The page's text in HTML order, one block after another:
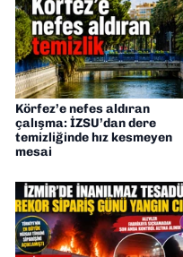
Körfez’e nefes aldıran
çalışma: İZSU’dan dere
temizliğinde hız kesmeyen
mesai